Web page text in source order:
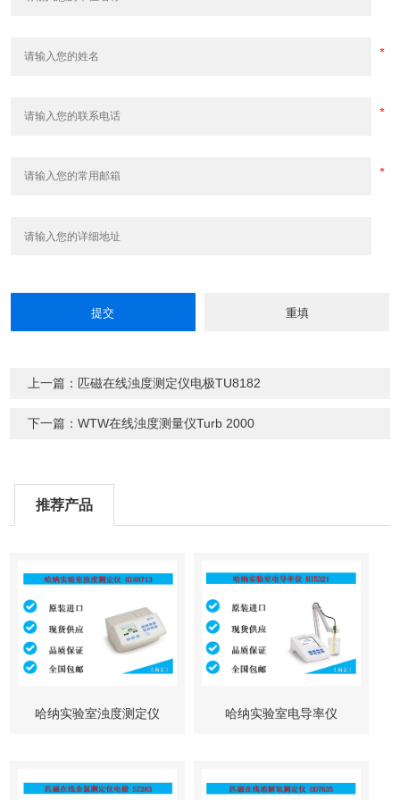
上一篇：匹磁在线浊度测定仪电极TU8182
下一篇：WTW在线浊度测量仪Turb 2000
推荐产品
哈纳实验室浊度测定仪 哈纳实验室电导率仪